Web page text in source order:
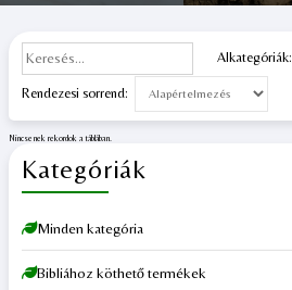
Kategóriák
Minden kategória
Bibliához köthető termékek
Alkategóriák:
Rendezesi sorrend:
Nincsenek rekordok a táblában.